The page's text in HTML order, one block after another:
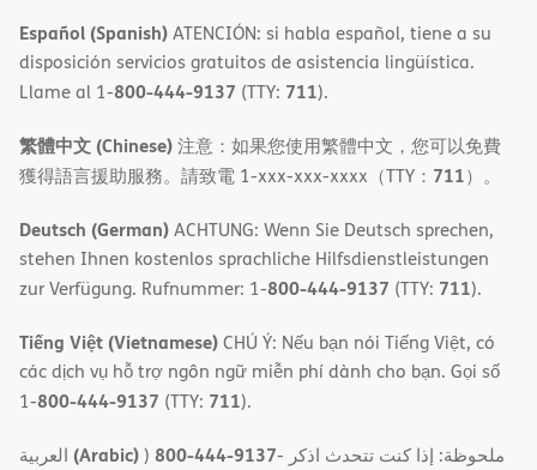
Español (Spanish)ATENCIÓN: si habla español, tiene a su
disposición servicios gratuitos de asistencia lingüística.
Llame al 1-800-444-9137 (TTY: 711).
繁體中文 (Chinese)注意：如果您使用繁體中文，您可以免費
獲得語言援助服務。請致電 1-xxx-xxx-xxxx（TTY： 711）。
Deutsch (German)ACHTUNG: Wenn Sie Deutsch sprechen,
stehen Ihnen kostenlos sprachliche Hilfsdienstleistungen
zur Verfügung. Rufnummer: 1-800-444-9137 (TTY: 711).
Tiếng Việt (Vietnamese)CHÚ Ý: Nếu bạn nói Tiếng Việt, có
các dịch vụ hỗ trợ ngôn ngữ miễn phí dành cho bạn. Gọi số
1-800-444-9137 (TTY: 711).
(Arabic)) 800-444-9137- ملحوظة: إذا كنت تتحدث اذكر